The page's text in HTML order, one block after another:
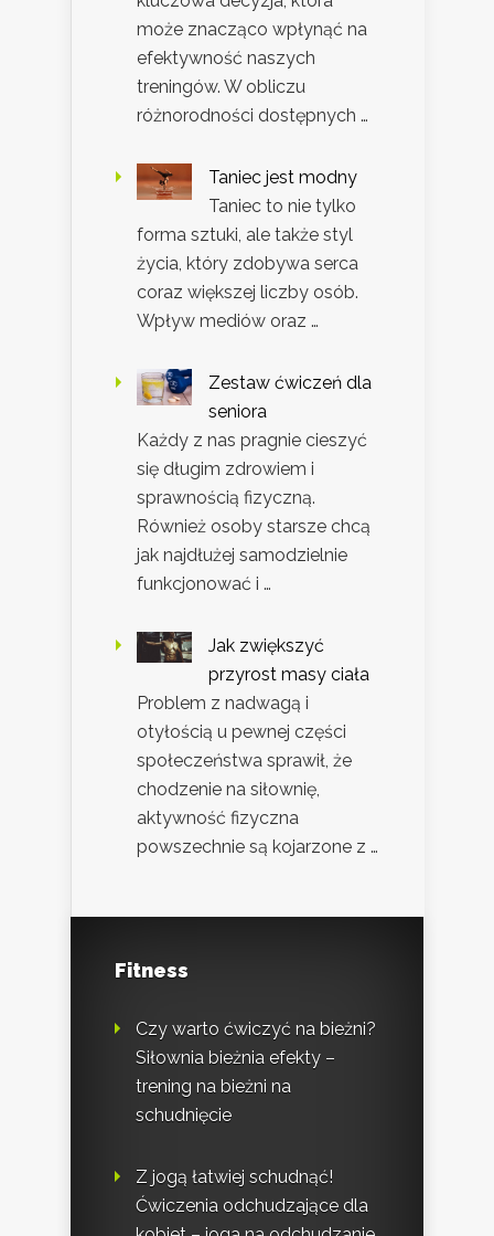
może znacząco wpłynąć na
efektywność naszych
treningów. W obliczu
różnorodności dostępnych …
Taniec jest modny
Taniec to nie tylko
forma sztuki, ale także styl
życia, który zdobywa serca
coraz większej liczby osób.
Wpływ mediów oraz …
Zestaw ćwiczeń dla
seniora
Każdy z nas pragnie cieszyć
się długim zdrowiem i
sprawnością fizyczną.
Również osoby starsze chcą
jak najdłużej samodzielnie
funkcjonować i …
Jak zwiększyć
przyrost masy ciała
Problem z nadwagą i
otyłością u pewnej części
społeczeństwa sprawił, że
chodzenie na siłownię,
aktywność fizyczna
powszechnie są kojarzone z …
Fitness
Czy warto ćwiczyć na bieżni?
Siłownia bieżnia efekty –
trening na bieżni na
schudnięcie
Z jogą łatwiej schudnąć!
Ćwiczenia odchudzające dla